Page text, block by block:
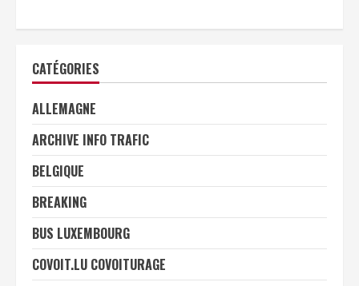
CATÉGORIES
ALLEMAGNE
ARCHIVE INFO TRAFIC
BELGIQUE
BREAKING
BUS LUXEMBOURG
COVOIT.LU COVOITURAGE